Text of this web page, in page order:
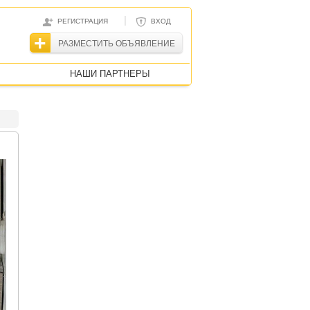
РЕГИСТРАЦИЯ | ВХОД
РАЗМЕСТИТЬ ОБЪЯВЛЕНИЕ
НАШИ ПАРТНЕРЫ